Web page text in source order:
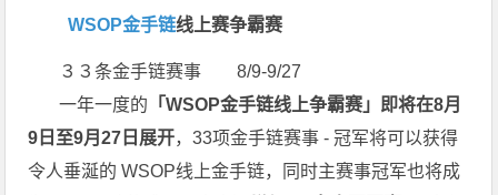
WSOP金手链线上赛争霸赛
３３条金手链赛事 8/9-9/27
一年一度的 「WSOP金手链线上争霸赛」 即将在8月
9 日至9月27 日展开，33项金手链赛事 - 冠军将可以获得
令人垂涎的 WSOP线上金手链，同时主赛事冠军也将成